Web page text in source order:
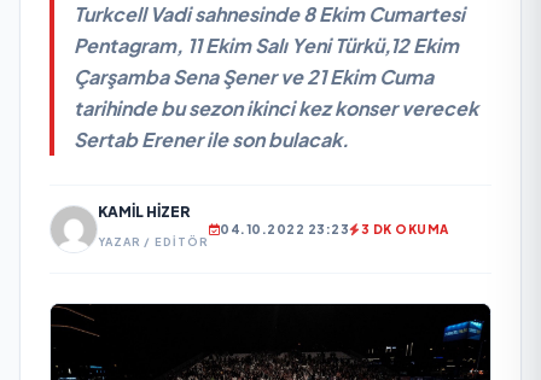
Turkcell Vadi sahnesinde 8 Ekim Cumartesi
Pentagram, 11 Ekim Salı Yeni Türkü,12 Ekim
Çarşamba Sena Şener ve 21 Ekim Cuma
tarihinde bu sezon ikinci kez konser verecek
Sertab Erener ile son bulacak.
KAMIL HIZER
YAZAR / EDITÖR
04.10.2022 23:23 3 DK OKUMA